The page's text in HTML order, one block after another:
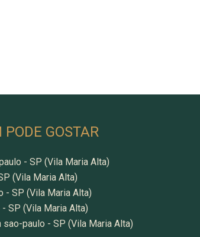
GOSTAR
- SP (Vila Maria Alta)
(Vila Maria Alta)
- SP (Vila Maria Alta)
SP (Vila Maria Alta)
paulo - SP (Vila Maria Alta)